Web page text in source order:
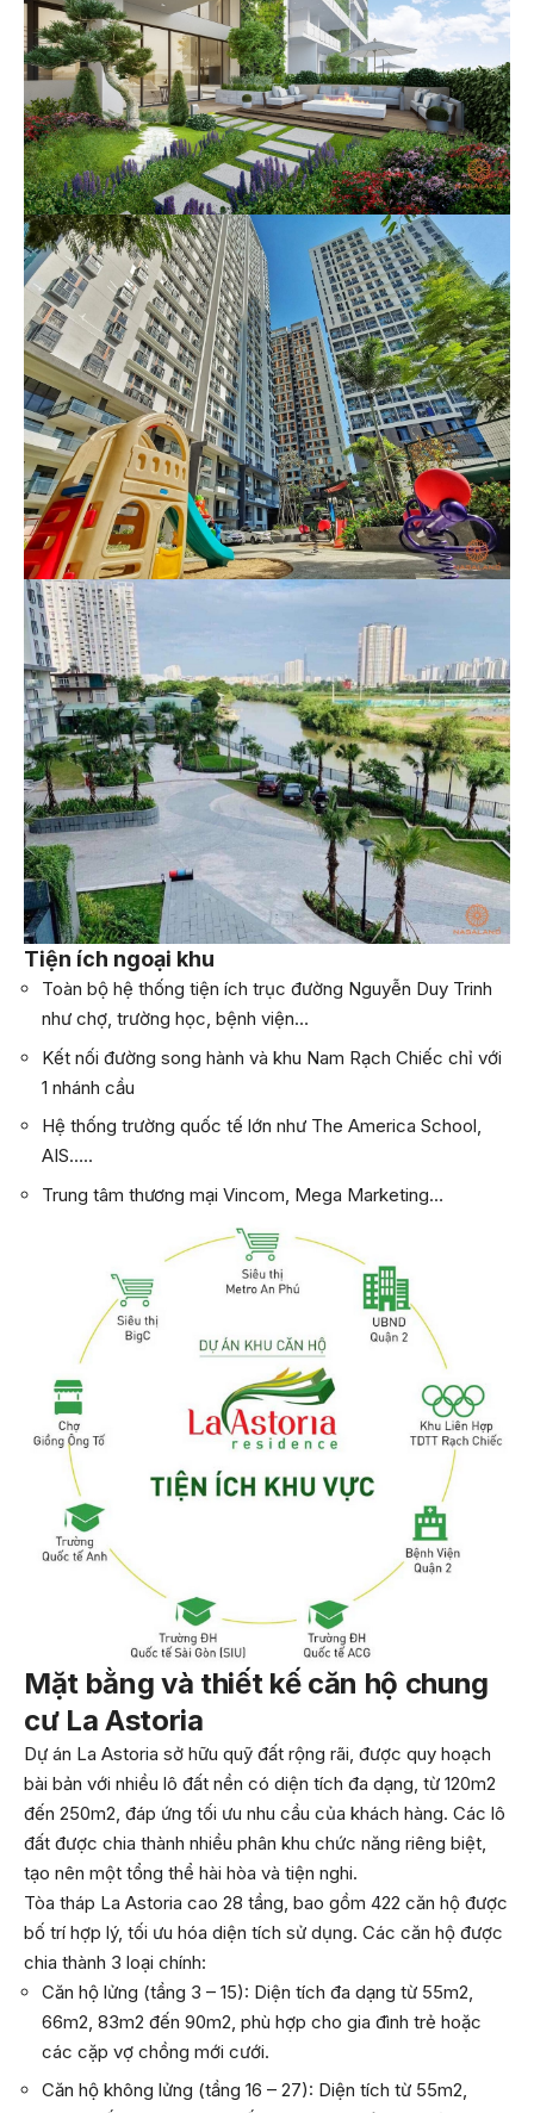
Tiện ích ngoại khu
Toàn bộ hệ thống tiện ích trục đường Nguyễn Duy Trinh
như chợ, trường học, bệnh viện…
Kết nối đường song hành và khu Nam Rạch Chiếc chỉ với
1 nhánh cầu
Hệ thống trường quốc tế lớn như The America School,
AIS…..
Trung tâm thương mại Vincom, Mega Marketing…
Mặt bằng và thiết kế căn hộ chung
cư La Astoria
Dự án La Astoria sở hữu quỹ đất rộng rãi, được quy hoạch
bài bản với nhiều lô đất nền có diện tích đa dạng, từ 120m2
đến 250m2, đáp ứng tối ưu nhu cầu của khách hàng. Các lô
đất được chia thành nhiều phân khu chức năng riêng biệt,
tạo nên một tổng thể hài hòa và tiện nghi.
Tòa tháp La Astoria cao 28 tầng, bao gồm 422 căn hộ được
bố trí hợp lý, tối ưu hóa diện tích sử dụng. Các căn hộ được
chia thành 3 loại chính:
Căn hộ lửng (tầng 3 – 15): Diện tích đa dạng từ 55m2,
66m2, 83m2 đến 90m2, phù hợp cho gia đình trẻ hoặc
các cặp vợ chồng mới cưới.
Căn hộ không lửng (tầng 16 – 27): Diện tích từ 55m2,